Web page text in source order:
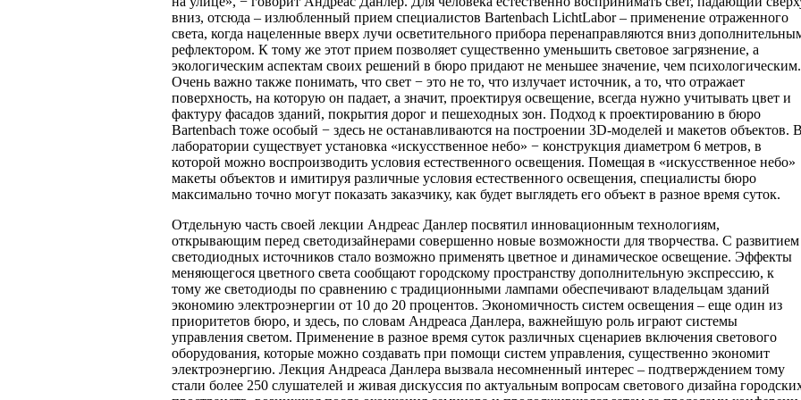
вниз, отсюда – излюбленный прием специалистов Bartenbach LichtLabor – применение отраженного
света, когда нацеленные вверх лучи осветительного прибора перенаправляются вниз
рефлектором. К тому же этот прием позволяет существенно уменьшить световое загрязнение, а
экологическим аспектам своих решений в бюро придают не меньшее значение, чем психологическим.
Очень важно также понимать, что свет − это не то, что излучает источник, а то, что отражает
поверхность, на которую он падает, а значит, проектируя освещение, всегда нужно учитывать цвет и
фактуру фасадов зданий, покрытия дорог и пешеходных зон. Подход к проектированию в бюро
Bartenbach тоже особый − здесь не останавливаются на построении 3D-моделей и макетов объектов. В
лаборатории существует установка «искусственное небо» − конструкция диаметром 6 метров, в
которой можно воспроизводить условия естественного освещения. Помещая в «искусственное небо»
макеты объектов и имитируя различные условия естественного освещения, специалисты бюро
максимально точно могут показать заказчику, как будет выглядеть его объект в разное время суток.
Отдельную часть своей лекции Андреас Данлер посвятил инновационным технологиям,
открывающим перед светодизайнерами совершенно новые возможности для творчества. С развитием
светодиодных источников стало возможно применять цветное и динамическое освещение. Эффекты
меняющегося цветного света сообщают городскому пространству дополнительную экспрессию, к
тому же светодиоды по сравнению с традиционными лампами обеспечивают владельцам зданий
экономию электроэнергии от 10 до 20 процентов. Экономичность систем освещения – еще один из
приоритетов бюро, и здесь, по словам Андреаса Данлера, важнейшую роль играют системы
управления светом. Применение в разное время суток различных сценариев включения светового
оборудования, которые можно создавать при помощи систем управления, существенно экономит
электроэнергию. Лекция Андреаса Данлера вызвала несомненный интерес – подтверждением тому
стали более 250 слушателей и живая дискуссия по актуальным вопросам светового дизайна